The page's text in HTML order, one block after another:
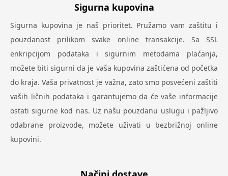
Sigurna kupovina
Sigurna kupovina je naš prioritet. Pružamo vam zaštitu i
pouzdanost prilikom svake online transakcije. Sa SSL
enkripcijom podataka i sigurnim metodama plaćanja,
možete biti sigurni da je vaša kupovina zaštićena od početka
do kraja. Vaša privatnost je važna, zato smo posvećeni zaštiti
vaših ličnih podataka i garantujemo da će vaše informacije
ostati sigurne kod nas. Uz našu pouzdanu uslugu i pažljivo
odabrane proizvode, možete uživati u bezbrižnoj online
kupovini.